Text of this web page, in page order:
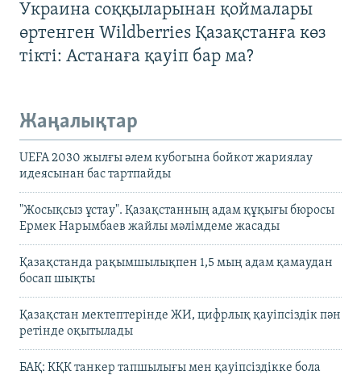
Украина соққыларынан қоймалары
өртенген Wildberries Қазақстанға көз
тікті: Астанаға қауіп бар ма?
Жаңалықтар
UEFA 2030 жылғы әлем кубогына бойкот жариялау
идеясынан бас тартпайды
"Жосықсыз ұстау". Қазақстанның адам құқығы бюросы
Ермек Нарымбаев жайлы мәлімдеме жасады
Қазақстанда рақымшылықпен 1,5 мың адам қамаудан
босап шықты
Қазақстан мектептерінде ЖИ, цифрлық қауіпсіздік пән
ретінде оқытылады
БАҚ: КҚК танкер тапшылығы мен қауіпсіздікке бола